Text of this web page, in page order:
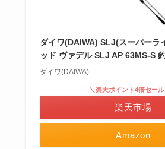
ダイワ(DAIWA) SLJ(スーパーラ
ッド ヴァデル SLJ AP 63MS-S
ダイワ(DAIWA)
Amazon
＼楽天ポイント4倍セー
楽天市場